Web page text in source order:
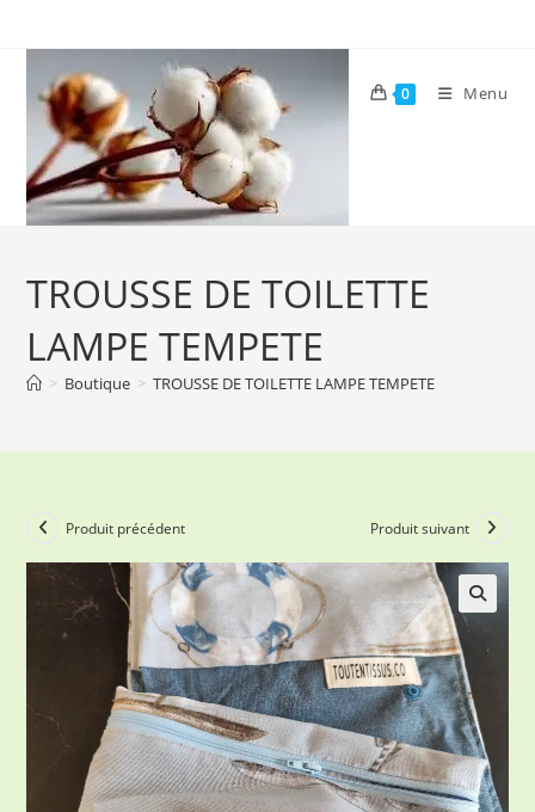
content
0 Menu
TROUSSE DE TOILETTE
LAMPE TEMPETE
> Boutique > TROUSSE DE TOILETTE LAMPE TEMPETE
Produit précédent Produit suivant